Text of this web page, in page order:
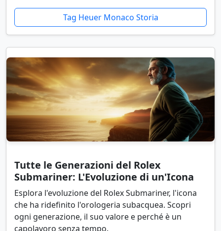
Tag Heuer Monaco Storia
Tutte le Generazioni del Rolex
Submariner: L'Evoluzione di un'Icona
Esplora l'evoluzione del Rolex Submariner, l'icona
che ha ridefinito l'orologeria subacquea. Scopri
ogni generazione, il suo valore e perché è un
capolavoro senza tempo.